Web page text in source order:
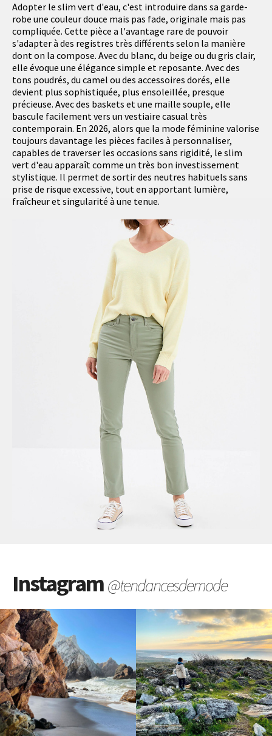
Adopter le slim vert d'eau, c'est introduire dans sa garde-
robe une couleur douce mais pas fade, originale mais pas
compliquée. Cette pièce a l'avantage rare de pouvoir
s'adapter à des registres très différents selon la manière
dont on la compose. Avec du blanc, du beige ou du gris clair,
elle évoque une élégance simple et reposante. Avec des
tons poudrés, du camel ou des accessoires dorés, elle
devient plus sophistiquée, plus ensoleillée, presque
précieuse. Avec des baskets et une maille souple, elle
bascule facilement vers un vestiaire casual très
contemporain. En 2026, alors que la mode féminine valorise
toujours davantage les pièces faciles à personnaliser,
capables de traverser les occasions sans rigidité, le slim
vert d'eau apparaît comme un très bon investissement
stylistique. Il permet de sortir des neutres habituels sans
prise de risque excessive, tout en apportant lumière,
fraîcheur et singularité à une tenue.
Instagram@tendancesdemode